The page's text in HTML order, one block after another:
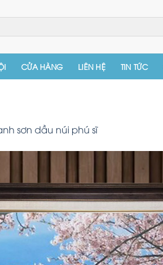
CỬA HÀNG LIÊN HỆ TIN TỨC
sơn dầu núi phú sĩ